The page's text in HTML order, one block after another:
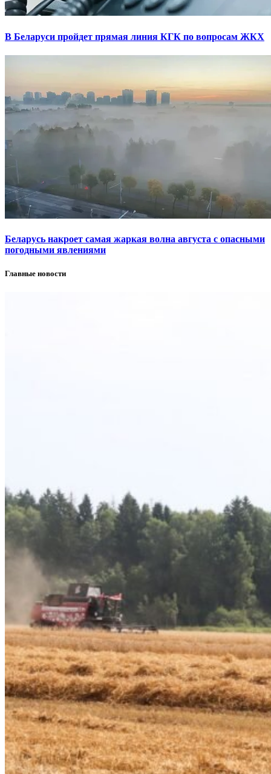
В Беларуси пройдет прямая линия КГК по вопросам ЖКХ
Беларусь накроет самая жаркая волна августа с опасными
погодными явлениями
Главные новости